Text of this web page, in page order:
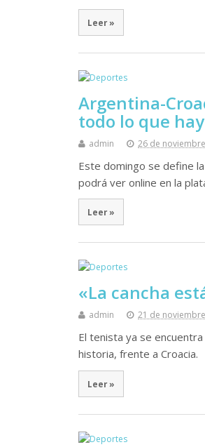
Leer »
Argentina-
todo lo que
admin 26 de
Este domingo se define
podrá ver online en la
Leer »
«La cancha
admin 21 de
El tenista ya se
historia, frente a Croacia.
Leer »